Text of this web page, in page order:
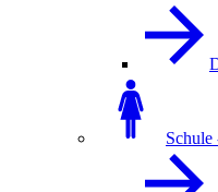
Schule